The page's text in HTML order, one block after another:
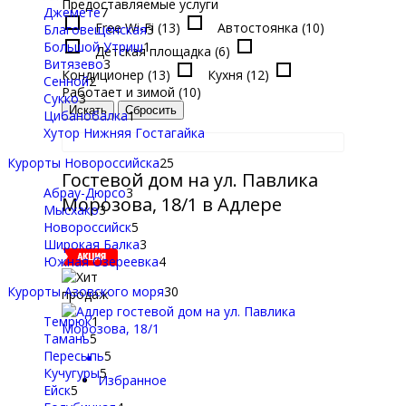
Джемете7
Благовещенская3
Большой Утриш1
Витязево3
Сенной2
Сукко3
Цибанобалка1
Хутор Нижняя Гостагайка
Курорты Новороссийска25
Абрау-Дюрсо3
Мысхако3
Новороссийск5
Широкая Балка3
Южная Озереевка4
Курорты Азовского моря30
Темрюк1
Тамань5
Пересыпь5
Кучугуры5
Ейск5
Предоставляемые услуги
Free Wi-Fi (13)
Автостоянка (10)
Детская площадка (6)
Кондиционер (13)
Кухня (12)
Работает и зимой (10)
Гостевой дом на ул. Павлика
Морозова, 18/1 в Адлере
Избранное